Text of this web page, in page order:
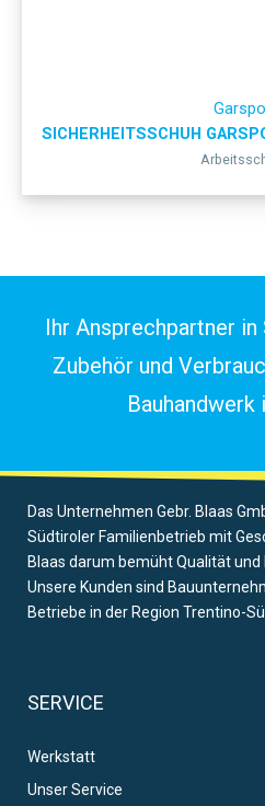
SICHERHEITSSCHUH
Ihr Ansprechpartner in
Zubehör und
Bauhandwerk
Das Unternehmen Gebr. Blaas
Südtiroler Familienbetrieb mit
Blaas darum bemüht Qualität und
Unsere Kunden sind
Betriebe in der Region Trentino-
SERVICE
Werkstatt
Unser Service